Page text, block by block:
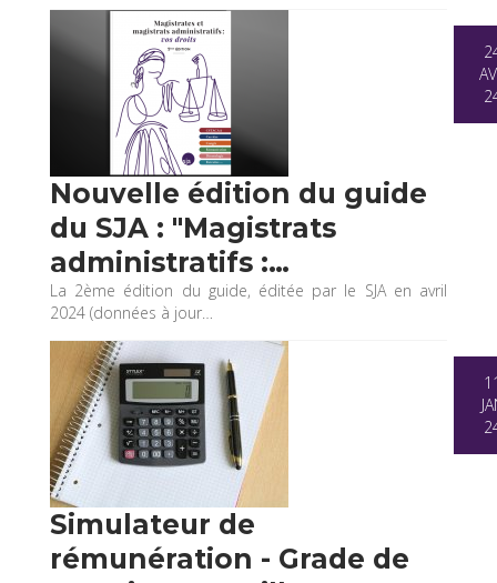
Nouvelle édition du guide
du SJA : "Magistrats
administratifs :…
La 2ème édition du guide, éditée par le SJA en avril
2024 (données à jour…
Simulateur de
rémunération - Grade de